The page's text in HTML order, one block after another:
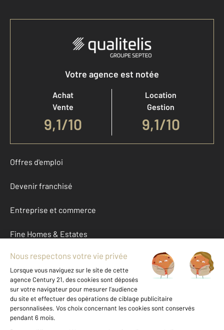
Votre agence est notée
Achat
Vente
9,1/10
Location
Gestion
9,1/10
Offres d'emploi
Devenir franchisé
Entreprise et commerce
Fine Homes & Estates
À propos
International
Nous contacter